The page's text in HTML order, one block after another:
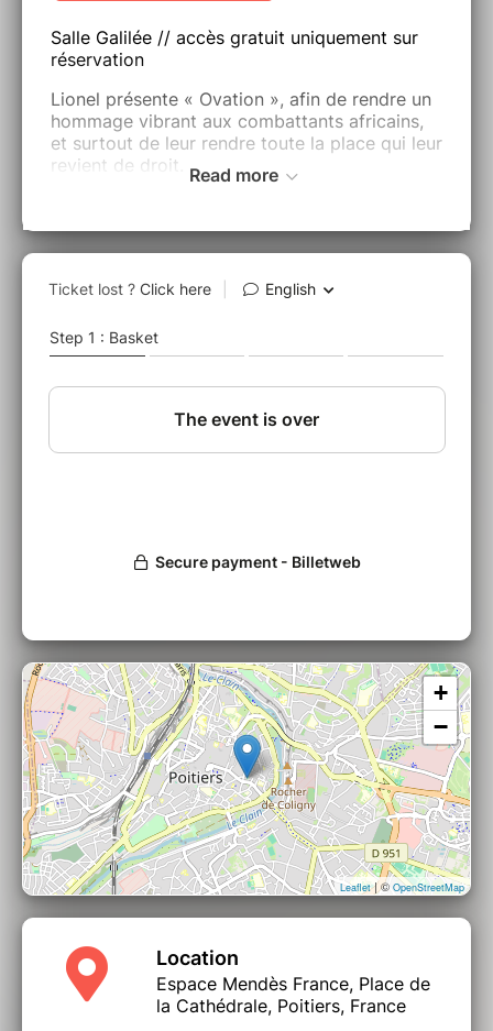
Salle Galilée // accès gratuit uniquement sur
réservation
Lionel présente « Ovation », afin de rendre un
hommage vibrant aux combattants africains,
et surtout de leur rendre toute la place qui leur
revient de droit.
et William Grandin
Cité Internationale des Arts et Espace Mendès
Lorsque les troupes du général Leclerc
26 août 1944, sous les vivats vibrants d’une
foule en liesse, il n’y a pas un seul Africain
militaire américain et l’état-major français s’est
Read more
+
−
Leaflet| © OpenStreetMap
Location
Espace Mendès France, Place de
la Cathédrale, Poitiers, France